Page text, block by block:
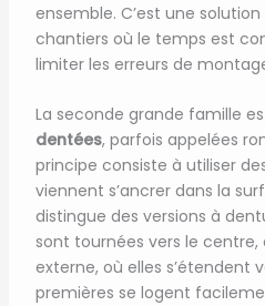
ensemble. C’est une
chantiers où le temps est
limiter les erreurs de
La seconde grande famille
dentées, parfois appelées
principe consiste à utiliser
viennent s’ancrer dans la
distingue des versions à
sont tournées vers le
externe, où elles s’étendent
premières se logent